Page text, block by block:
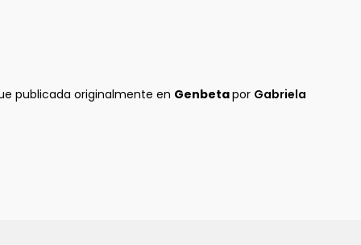
publicada originalmente en Genbetapor Gabriela